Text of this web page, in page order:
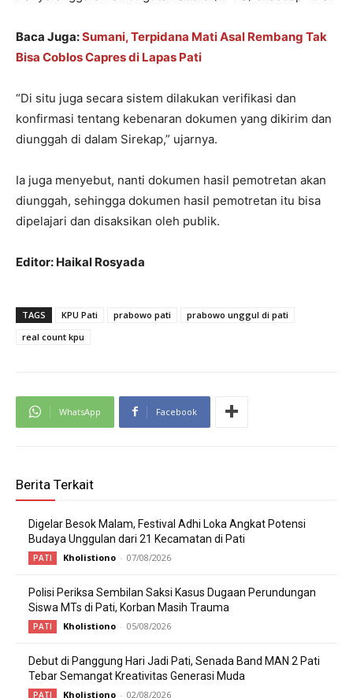
Baca Juga:Sumani, Terpidana Mati Asal Rembang Tak
Bisa Coblos Capres di Lapas Pati
“Di situ juga secara sistem dilakukan verifikasi dan
konfirmasi tentang kebenaran dokumen yang dikirim dan
diunggah di dalam Sirekap,” ujarnya.
Ia juga menyebut, nanti dokumen hasil pemotretan akan
diunggah, sehingga dokumen hasil pemotretan itu bisa
dipelajari dan disaksikan oleh publik.
Editor: Haikal Rosyada
TAGS KPU Pati prabowo pati
prabowo unggul di pati
real count kpu
WhatsApp Facebook
Berita Terkait
Digelar Besok Malam, Festival Adhi Loka Angkat Potensi
Budaya Unggulan dari 21 Kecamatan di Pati
PATI Kholistiono - 07/08/2026
Polisi Periksa Sembilan Saksi Kasus Dugaan Perundungan
Siswa MTs di Pati, Korban Masih Trauma
PATI Kholistiono - 05/08/2026
Debut di Panggung Hari Jadi Pati, Senada Band MAN 2 Pati
Tebar Semangat Kreativitas Generasi Muda
PATI Kholistiono - 02/08/2026